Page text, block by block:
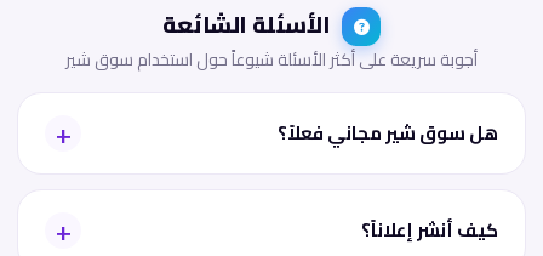
الأسئلة الشائعة
أجوبة سريعة على أكثر الأسئلة شيوعاً حول استخدام سوق شير
هل سوق شير مجاني فعلاً؟
كيف أنشر إعلاناً؟